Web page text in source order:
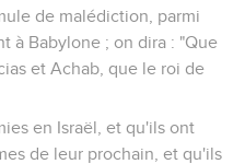
de malédiction, parmi
à Babylone ; on dira : "Que
et Achab, que le roi de
en Israël, et qu'ils ont
de leur prochain, et qu'ils